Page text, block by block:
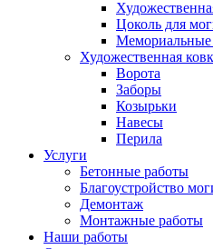
Цоколь для
Мемориальные
Художественная
Ворота
Заборы
Козырьки
Навесы
Перила
Услуги
Бетонные работы
Благоустройство
Демонтаж
Монтажные работы
Наши работы